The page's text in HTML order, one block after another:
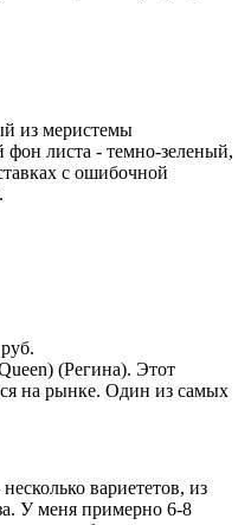
из меристемы
фон листа - темно-зеленый,
с ошибочной
(Регина). Этот
на рынке. Один из самых
вариететов, из
У меня примерно 6-8